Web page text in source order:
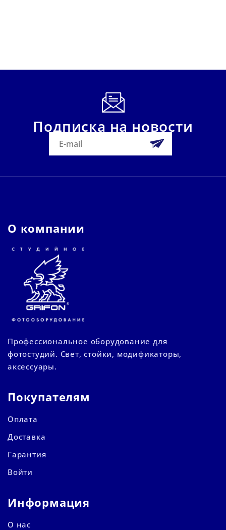
Подписка на новости
О компании
Профессиональное оборудование для
фотостудий. Свет, стойки, модификаторы,
аксессуары.
Покупателям
Оплата
Доставка
Гарантия
Войти
Информация
О нас